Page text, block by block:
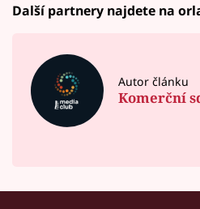
Další partnery najdete na
Autor článku
Komerční